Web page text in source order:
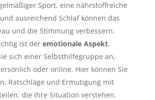
Sport, eine nährstoffreiche
ausreichend Schlaf können das
und die Stimmung verbessern.
ist der emotionale Aspekt.
sich einer Selbsthilfegruppe an,
oder online. Hier können Sie
Ratschläge und Ermutigung mit
die Ihre Situation verstehen.